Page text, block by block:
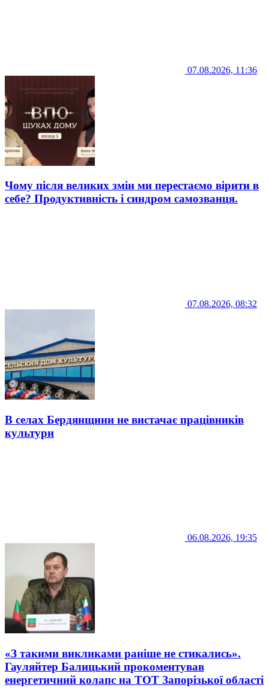
07.08.2026, 11:36
Чому після великих змін ми перестаємо вірити в
себе? Продуктивність і синдром самозванця.
07.08.2026, 08:32
В селах Бердянщини не вистачає працівників
культури
06.08.2026, 19:35
«З такими викликами раніше не стикались».
Гауляйтер Балицький прокоментував
енергетичний колапс на ТОТ Запорізької області